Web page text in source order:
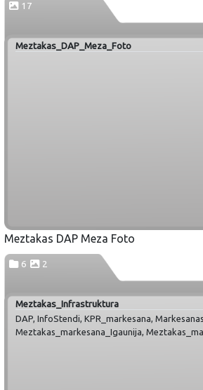
17
Meztakas_DAP_Meza_Foto
Meztakas DAP Meza Foto
6 2
Meztakas_Infrastruktura
DAP, InfoStendi, KPR_markesana,
Meztakas_markesana_Igaunija,